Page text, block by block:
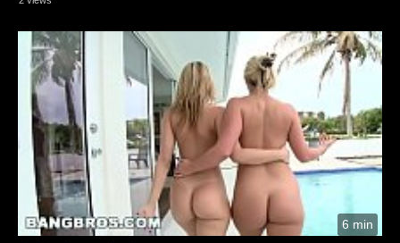
✔ www.newdumpspdf.com
6 min